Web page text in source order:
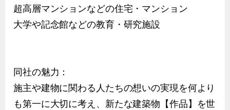
超高層マンションなどの住宅・マンション
大学や記念館などの教育・研究施設
同社の魅力：
施主や建物に関わる人たちの想いの実現を何より
も第一に大切に考え、新たな建築物【作品】を世